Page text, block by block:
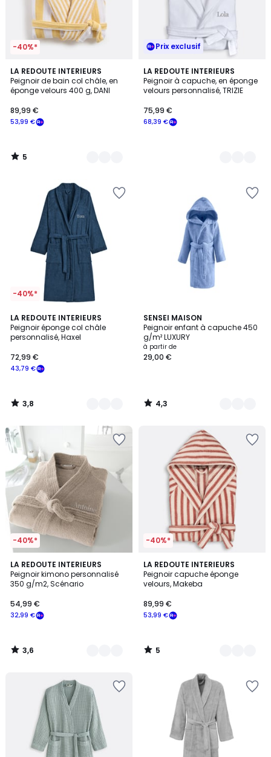
-40%*
LA REDOUTE INTERIEURS
Peignoir de bain col châle, en
éponge velours 400 g, DANI
53,99 €
89,99 €
5
/
5
2
Couleurs
5
/
Prix exclusif
LA REDOUTE INTERIEURS
Peignoir à capuche, en éponge
velours personnalisé, TRIZIE
68,39 €
75,99 €
11
Couleurs
-40%*
LA REDOUTE INTERIEURS
Peignoir éponge col châle
personnalisé, Haxel
43,79 €
72,99 €
3,8
/ 5
9
Couleurs
3,8
/
SENSEI MAISON
Peignoir enfant à capuche 450
g/m² LUXURY
à partir de
29,00 €
4,3
/ 5
11
Couleurs
4,3
/
-40%*
LA REDOUTE INTERIEURS
Peignoir kimono personnalisé
350 g/m2, Scénario
32,99 €
54,99 €
3,6
/ 5
4
Couleurs
3,6
/
-40%*
LA REDOUTE INTERIEURS
Peignoir capuche éponge
velours, Makeba
53,99 €
89,99 €
5
/
5
2
Couleurs
5
/